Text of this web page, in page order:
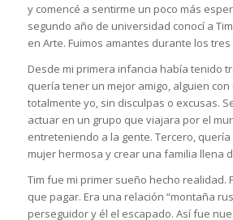
y comencé a sentirme un poco más
segundo año de universidad conocí a
en Arte. Fuimos amantes durante los
Desde mi primera infancia había tenido
quería tener un mejor amigo, alguien
totalmente yo, sin disculpas o excusas.
actuar en un grupo que viajara por el
entreteniendo a la gente. Tercero,
mujer hermosa y crear una familia llena
Tim fue mi primer sueño hecho realidad.
que pagar. Era una relación “montaña
perseguidor y él el escapado. Así fue